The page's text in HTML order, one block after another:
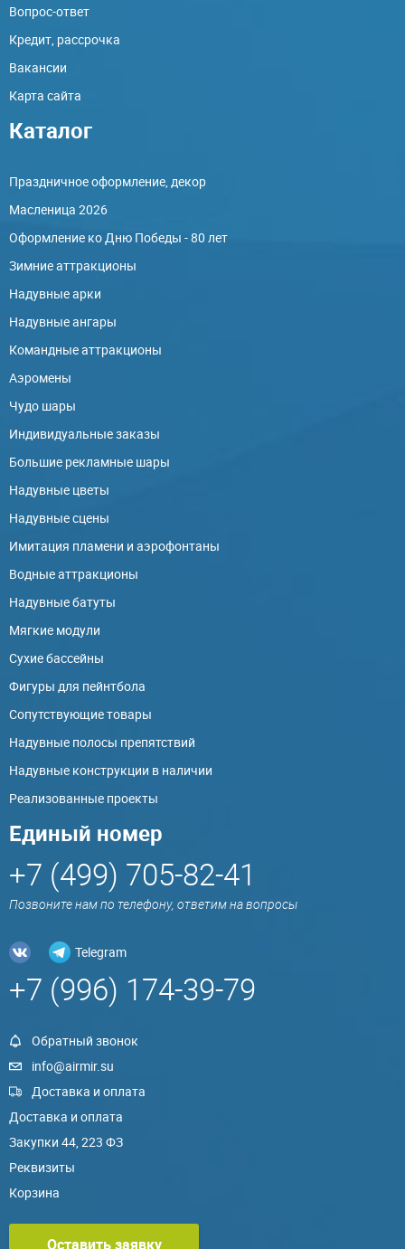
Вопрос-ответ
Кредит, рассрочка
Вакансии
Карта сайта
Каталог
Праздничное оформление, декор
Масленица 2026
Оформление ко Дню Победы - 80 лет
Зимние аттракционы
Надувные арки
Надувные ангары
Командные аттракционы
Аэромены
Чудо шары
Индивидуальные заказы
Большие рекламные шары
Надувные цветы
Надувные сцены
Имитация пламени и аэрофонтаны
Водные аттракционы
Надувные батуты
Мягкие модули
Сухие бассейны
Фигуры для пейнтбола
Сопутствующие товары
Надувные полосы препятствий
Надувные конструкции в наличии
Реализованные проекты
Единый номер
+7 (499) 705-82-41
Позвоните нам по телефону, ответим на вопросы
Telegram
+7 (996) 174-39-79
Обратный звонок
info@airmir.su
Доставка и оплата
Доставка и оплата
Закупки 44, 223 ФЗ
Реквизиты
Корзина
Оставить заявку